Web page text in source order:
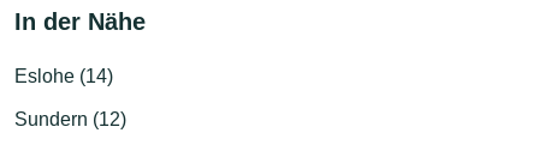
In der Nähe
Eslohe (14)
Sundern (12)